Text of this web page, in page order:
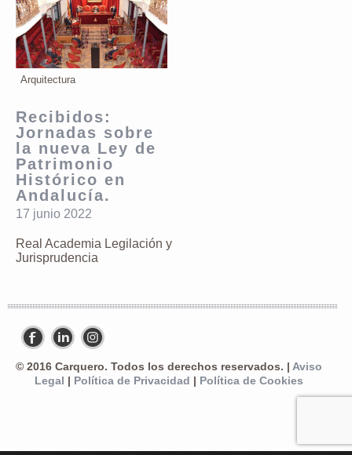
Arquitectura
Recibidos:
Jornadas sobre
la nueva Ley de
Patrimonio
Histórico en
Andalucía.
17 junio 2022
Real Academia Legilación y
Jurisprudencia
© 2016 Carquero. Todos los derechos reservados. | Aviso
Legal
Política de Privacidad Política de Cookies